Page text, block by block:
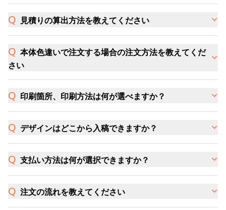
見積りの算出方法を教えてください
本体色違いで注文する場合の注文方法を教えてくだ
さい
印刷箇所、印刷方法は何が選べますか？
デザインはどこから入稿できますか？
支払い方法は何が選択できますか？
注文の流れを教えてください